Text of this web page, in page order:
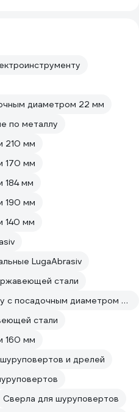
диаметром 22 мм
по металлу
210 мм
170 мм
184 мм
190 мм
140 мм
LugaAbrasiv
стали
Отрезные диски по металлу с посадочным диаметром 22 мм
стали
160 мм
и дрелей
Сверла для шуруповертов